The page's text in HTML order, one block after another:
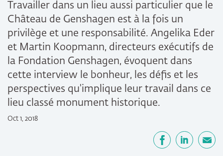
Travailler dans un lieu aussi particulier que le
Château de Genshagen est à la fois un
privilège et une responsabilité. Angelika Eder
et Martin Koopmann, directeurs exécutifs de
la Fondation Genshagen, évoquent dans
cette interview le bonheur, les défis et les
perspectives qu'implique leur travail dans ce
lieu classé monument historique.
Oct 1, 2018